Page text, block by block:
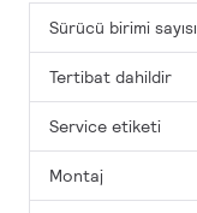
Sürücü birimi sayısı
Tertibat dahildir
Service etiketi
Montaj